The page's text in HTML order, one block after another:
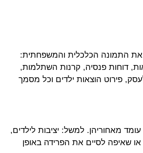
את התמונה הכלכלית והמשפחתית:
דוחות פנסיה, קרנות השתלמות,
פירוט הוצאות ילדים וכל מסמך
מאחוריהן. למשל: יציבות לילדים,
שאיפה לסיים את הפרידה באופן